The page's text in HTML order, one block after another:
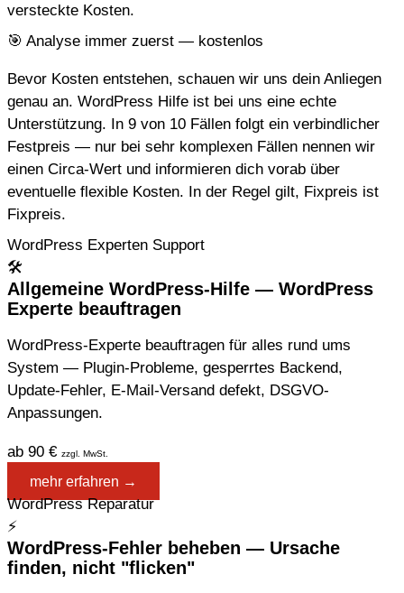
versteckte Kosten.
🎯 Analyse immer zuerst — kostenlos
Bevor Kosten entstehen, schauen wir uns dein Anliegen
genau an. WordPress Hilfe ist bei uns eine echte
Unterstützung. In 9 von 10 Fällen folgt ein verbindlicher
Festpreis — nur bei sehr komplexen Fällen nennen wir
einen Circa-Wert und informieren dich vorab über
eventuelle flexible Kosten. In der Regel gilt, Fixpreis ist
Fixpreis.
WordPress Experten Support
🛠
Allgemeine WordPress-Hilfe — WordPress
Experte beauftragen
WordPress-Experte beauftragen für alles rund ums
System — Plugin-Probleme, gesperrtes Backend,
Update-Fehler, E-Mail-Versand defekt, DSGVO-
Anpassungen.
ab 90 € zzgl. MwSt.
mehr erfahren →
WordPress Reparatur
⚡
WordPress-Fehler beheben — Ursache
finden, nicht "flicken"